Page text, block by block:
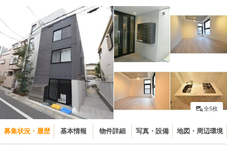
全5枚
募集状況・履歴 基本情報 物件詳細 写真・設備 地図・周辺環境